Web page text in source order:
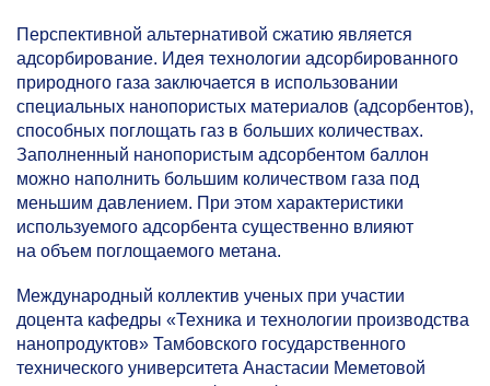
Перспективной альтернативой сжатию является
адсорбирование. Идея технологии адсорбированного
природного газа заключается в использовании
специальных нанопористых материалов (адсорбентов),
способных поглощать газ в больших количествах.
Заполненный нанопористым адсорбентом баллон
можно наполнить большим количеством газа под
меньшим давлением. При этом характеристики
используемого адсорбента существенно влияют
на объем поглощаемого метана.
Международный коллектив ученых при участии
доцента кафедры «Техника и технологии производства
нанопродуктов» Тамбовского государственного
технического университета Анастасии Меметовой